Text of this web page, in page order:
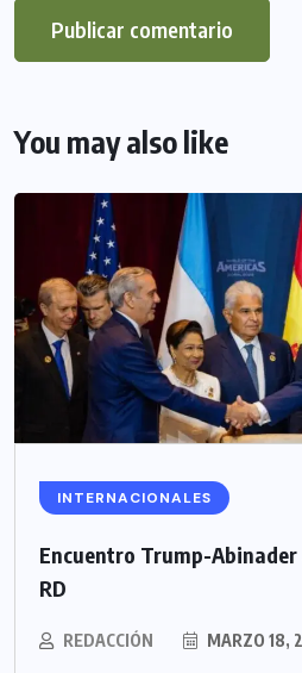
You may also like
INTERNACIONALES
Encuentro Trump-
RD
REDACCIÓN MARZO 18,